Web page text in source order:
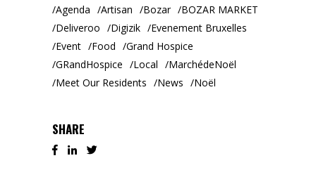
Agenda Artisan Bozar
BOZAR MARKET
Deliveroo
Digizik
Evenement Bruxelles
Event
Food
Grand Hospice
GRandHospice
Local
MarchédeNoël
Meet Our Residents
News Noël
SHARE